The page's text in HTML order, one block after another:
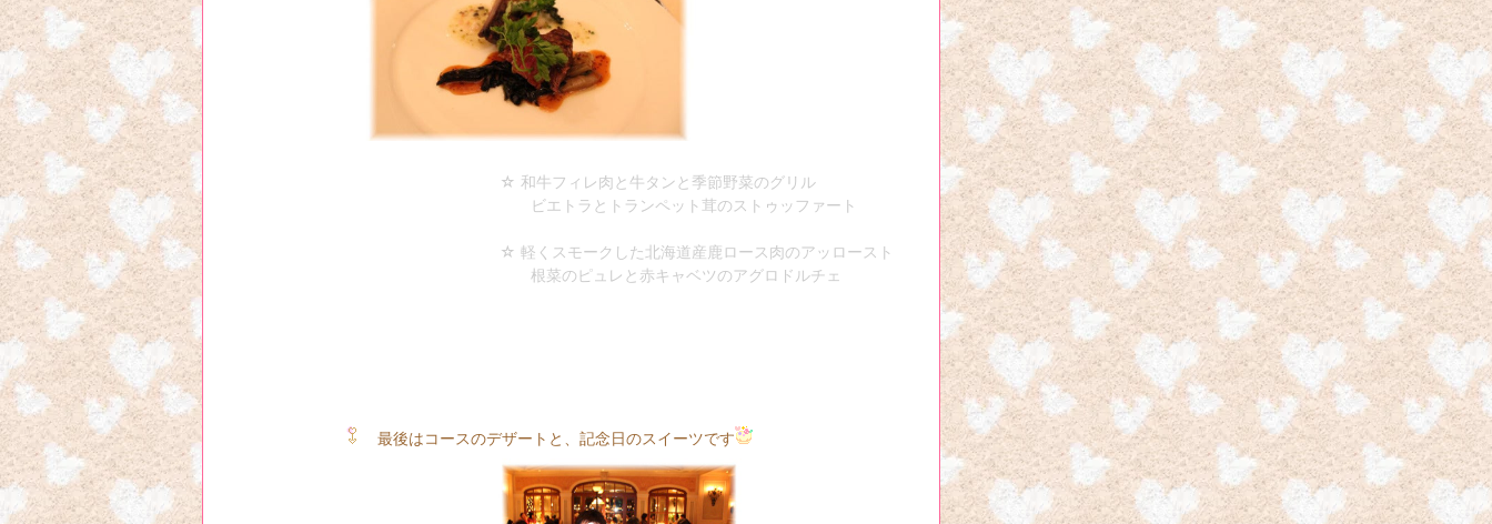
☆ 和牛フィレ肉と牛タンと季節野菜のグリル
ビエトラとトランペット茸のストゥッファート
☆ 軽くスモークした北海道産鹿ロース肉のアッロースト
根菜のピュレと赤キャベツのアグロドルチェ
最後はコースのデザートと、記念日のスイーツです